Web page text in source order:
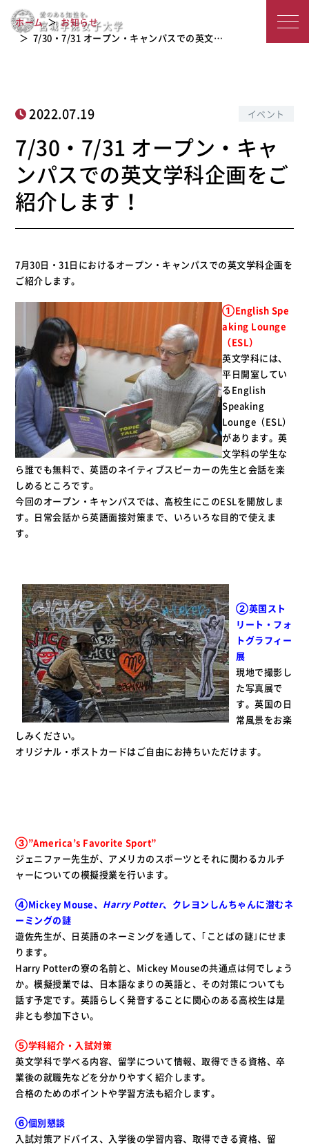
城
子
大
学
7/30・7/31 オープン・キャンパスでの
英文学科企画をご紹介します！
ホーム
お知らせ
7/30・7/31 オープン・キャンパスでの英文…
2022.07.19 イベント
7/30・7/31 オープン・キャ
ンパスでの英文学科企画をご
紹介します！
7月30日・31日におけるオープン・キャンパスでの英文学科企画を
ご紹介します。
①English Spe
aking Lounge
（ESL）
英文学科には、
平日開室してい
るEnglish
Speaking
Lounge（ESL）
があります。英
文学科の学生な
ら誰でも無料で、英語のネイティブスピーカーの先生と会話を楽
しめるところです。
今回のオープン・キャンパスでは、高校生にこのESLを開放しま
す。日常会話から英語面接対策まで、いろいろな目的で使えま
す。
②英国スト
リート・フォ
トグラフィー
展
現地で撮影し
た写真展で
す。英国の日
常風景をお楽
しみください。
オリジナル・ポストカードはご自由にお持ちいただけます。
③”America’s Favorite Sport”
ジェニファー先生が、アメリカのスポーツとそれに関わるカルチ
ャーについての模擬授業を行います。
④Mickey Mouse、 Harry Potter、クレヨンしんちゃんに潜むネ
ーミングの謎
遊佐先生が、日英語のネーミングを通して、｢ことばの謎｣にせま
ります。
Harry Potterの寮の名前と、Mickey Mouseの共通点は何でしょう
か。模擬授業では、日本語なまりの英語と、その対策についても
話す予定です。英語らしく発音することに関心のある高校生は是
非とも参加下さい。
⑤学科紹介・入試対策
英文学科で学べる内容、留学について情報、取得できる資格、卒
業後の就職先などを分かりやすく紹介します。
合格のためのポイントや学習方法も紹介します。
⑥個別懇談
入試対策アドバイス、入学後の学習内容、取得できる資格、留